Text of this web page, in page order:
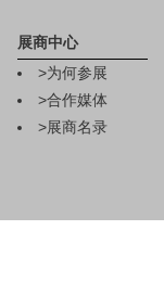
展商中心
>为何参展
>合作媒体
>展商名录